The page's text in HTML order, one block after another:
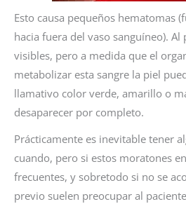
Esto causa pequeños hematomas
hacia fuera del vaso sanguíneo).
visibles, pero a medida que el
metabolizar esta sangre la piel
llamativo color verde, amarillo o
desaparecer por completo.
Prácticamente es inevitable tener
cuando, pero si estos moratones
frecuentes, y sobretodo si no se
previo suelen preocupar al